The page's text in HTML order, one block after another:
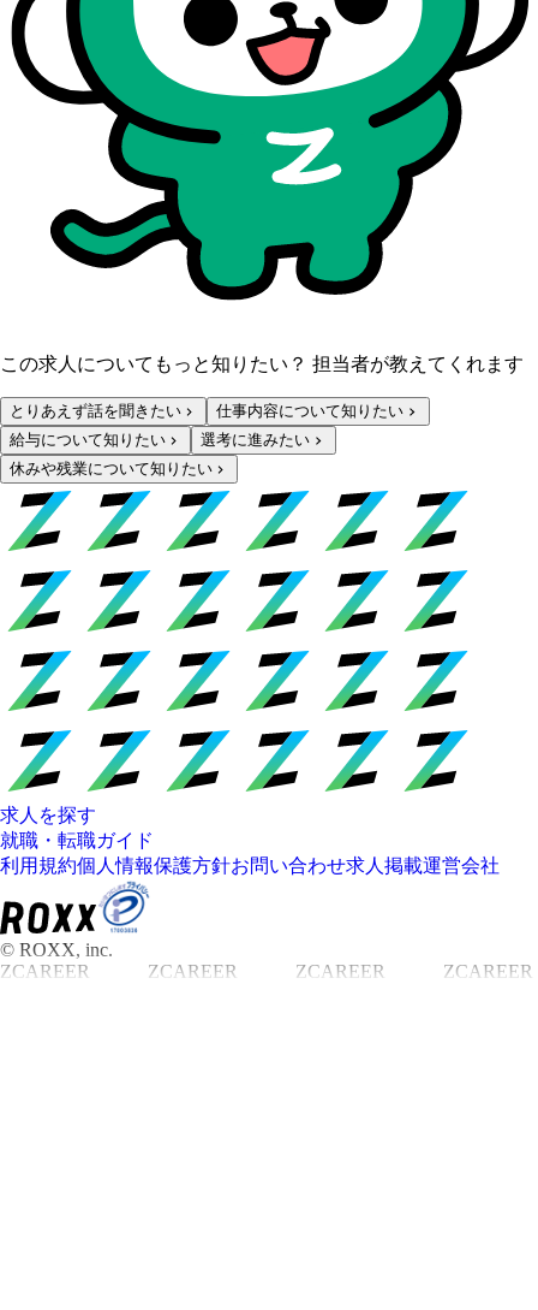
この求人についてもっと知りたい？ 担当者が教えてくれます
とりあえず話を聞きたい
仕事内容について知りたい
給与について知りたい
選考に進みたい
休みや残業について知りたい
求人を探す
就職・転職ガイド
利用規約個人情報保護方針お問い合わせ求人掲載運営会社
© ROXX, inc.
ZCAREER
ZCAREER ZCAREER ZCAREER